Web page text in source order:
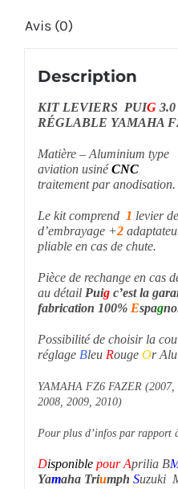
Avis (0)
Description
KIT LEVIERS PUIG
RÉGLABLE YAMAHA
Matière – Aluminium type
aviation usinéCNC
traitement par anodisation.
Le kit comprend 1 levier
d’embrayage +2
pliable en cas de chute.
Pièce de rechange en cas
au détail Puigc’est la
fabrication 100% Espag
Possibilité de choisir la
réglage Bleu Rouge Or Alu
YAMAHA FZ6 FAZER
2008, 2009, 2010)
Pour plus d’infos par rapport
Disponiblepour Aprilia B
Yamaha Triumph Suzuki